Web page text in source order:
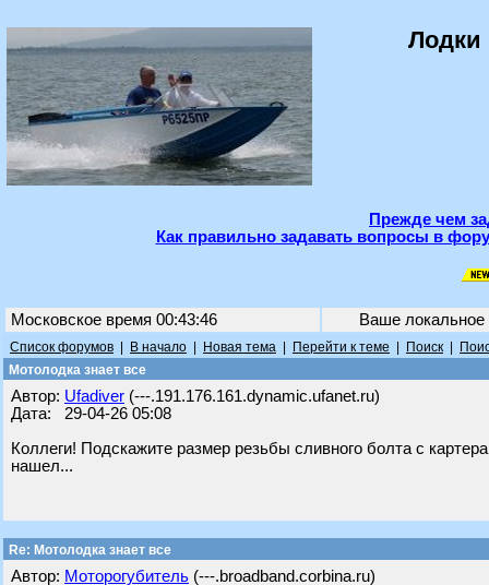
Лодки
Прежде чем
Как правильно задавать вопросы в
Московское время 00:43:46 Ваше
Список форумов В начало Новая тема Перейти к теме Поиск
Мотолодка знает все
Автор: Ufadiver (---.191.176.161.dynamic.ufanet.ru)
Дата: 29-04-26 05:08
Коллеги! Подскажите размер резьбы сливного болта с
нашел...
Re: Мотолодка знает все
Автор: Моторогубитель (---.broadband.corbina.ru)